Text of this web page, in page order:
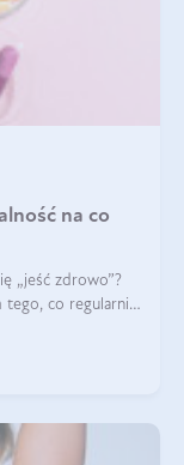
na co
„jeść zdrowo”?
co regularnie